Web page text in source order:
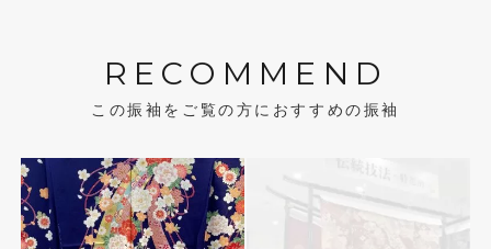
RECOMMEND
この振袖をご覧の方におすすめの振袖